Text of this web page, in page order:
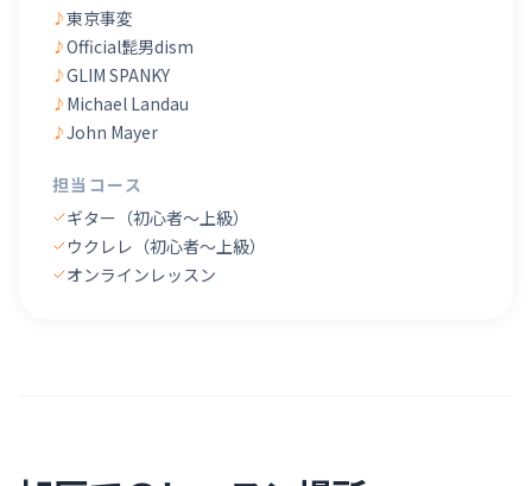
♪東京事変
♪Official髭男dism
♪GLIM SPANKY
♪ Michael Landau
♪John Mayer
担当コース
ギター（初心者〜上級）
ウクレレ（初心者〜上級）
オンラインレッスン